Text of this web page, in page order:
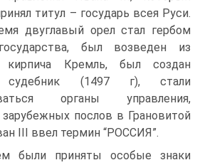
титул – государь всея Руси.
двуглавый орел стал гербом
был возведен из
кирпича Кремль, был создан
судебник (1497 г), стали
органы управления,
послов в Грановитой
III ввел термин “РОССИЯ”.
были приняты особые знаки